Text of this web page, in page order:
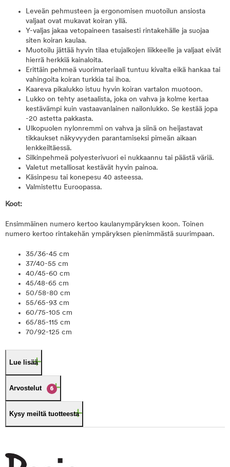
Leveän pehmusteen ja ergonomisen muotoilun ansiosta
valjaat ovat mukavat koiran yllä.
Y-valjas jakaa vetopaineen tasaisesti rintakehälle ja suojaa
siten koiran kaulaa.
Muotoilu jättää hyvin tilaa etujalkojen liikkeelle ja valjaat eivät
hierrä herkkiä kainaloita.
Erittäin pehmeä vuorimateriaali tuntuu kivalta eikä hankaa tai
vahingoita koiran turkkia tai ihoa.
Kaareva pikalukko istuu hyvin koiran vartalon muotoon.
Lukko on tehty asetaalista, joka on vahva ja kolme kertaa
kestävämpi kuin vastaavanlainen nailonlukko. Se kestää jopa
-20 astetta pakkasta.
Ulkopuolen nylonremmi on vahva ja siinä on heijastavat
tikkaukset näkyvyyden parantamiseksi pimeän aikaan
lenkkeiltäessä.
Silkinpehmeä polyesterivuori ei nukkaannu tai päästä väriä.
Valetut metalliosat kestävät hyvin painoa.
Käsinpesu tai konepesu 40 asteessa.
Valmistettu Euroopassa.
Koot:
Ensimmäinen numero kertoo kaulanympäryksen koon. Toinen
numero kertoo rintakehän ympäryksen pienimmästä suurimpaan.
35/36-45 cm
37/40-55 cm
40/45-60 cm
45/48-65 cm
50/58-80 cm
55/65-93 cm
60/75-105 cm
65/85-115 cm
70/92-125 cm
Lue lisää
Arvostelut 6
Kysy meiltä tuotteesta